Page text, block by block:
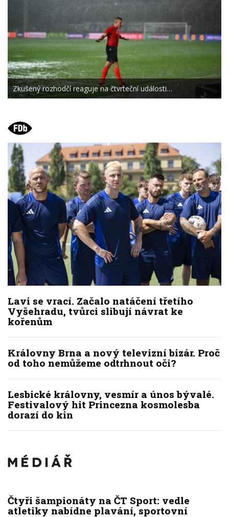
Zkušený rozhodčí reaguje na čtvrteční události…
Lavi se vrací. Začalo natáčení třetího
Vyšehradu, tvůrci slibují návrat ke
kořenům
Královny Brna a nový televizní bizár. Proč
od toho nemůžeme odtrhnout oči?
Lesbické královny, vesmír a únos bývalé.
Festivalový hit Princezna kosmolesba
dorazí do kin
Čtyři šampionáty na ČT Sport: vedle
atletiky nabídne plavání, sportovní